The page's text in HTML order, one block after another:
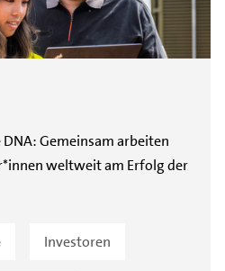
Gemeinsam arbeiten
weltweit am Erfolg der
Investoren